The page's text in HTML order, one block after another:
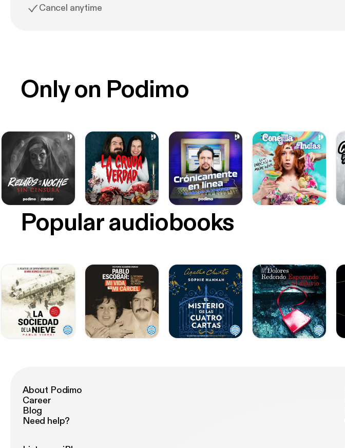
Cancel anytime
Only on Podimo
Popular audiobooks
About Podimo
Career
Blog
Need help?